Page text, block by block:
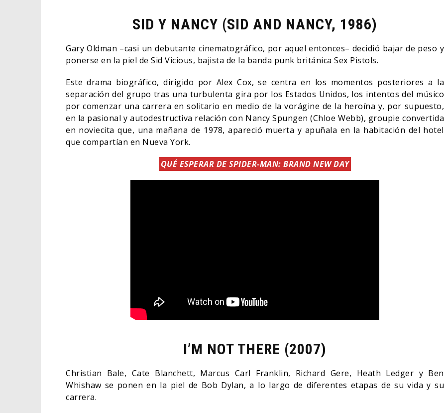
SID Y NANCY (SID AND NANCY, 1986)
Gary Oldman –casi un debutante cinematográfico, por aquel entonces– decidió bajar de peso y
ponerse en la piel de Sid Vicious, bajista de la banda punk británica Sex Pistols.
Este drama biográfico, dirigido por Alex Cox, se centra en los momentos posteriores a la
separación del grupo tras una turbulenta gira por los Estados Unidos, los intentos del músico
por comenzar una carrera en solitario en medio de la vorágine de la heroína y, por supuesto,
en la pasional y autodestructiva relación con Nancy Spungen (Chloe Webb), groupie convertida
en noviecita que, una mañana de 1978, apareció muerta y apuñala en la habitación del hotel
que compartían en Nueva York.
QUÉ ESPERAR DE SPIDER-MAN: BRAND NEW DAY
I’M NOT THERE (2007)
Christian Bale, Cate Blanchett, Marcus Carl Franklin, Richard Gere, Heath Ledger y Ben
Whishaw se ponen en la piel de Bob Dylan, a lo largo de diferentes etapas de su vida y su
carrera.